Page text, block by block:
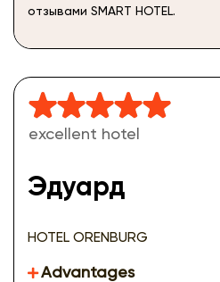
отзывами SMART HOTEL.
excellent hotel
Эдуард
HOTEL ORENBURG
Advantages